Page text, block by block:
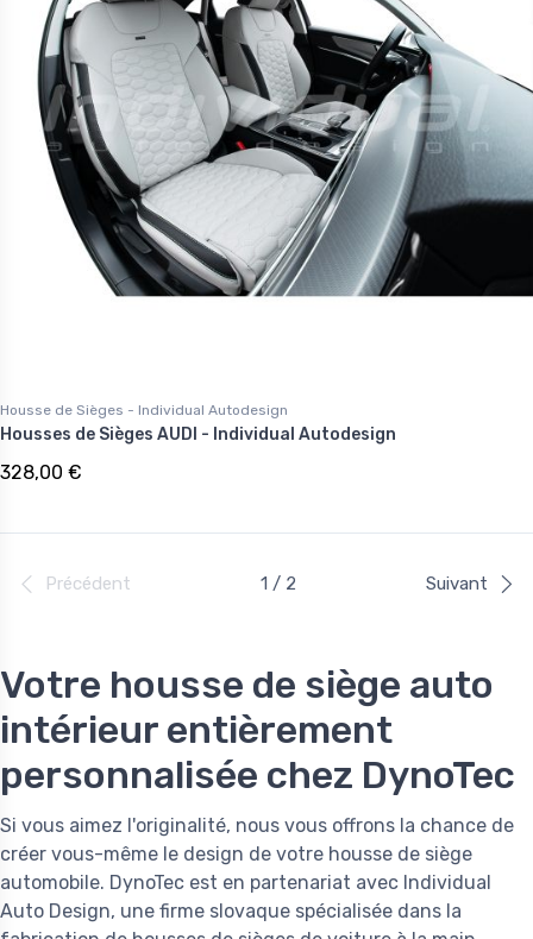
Housse de Sièges - Individual Autodesign
Housses de Sièges AUDI - Individual Autodesign
328,00 €
Précédent 1 / 2 Suivant
Votre housse de siège auto
intérieur entièrement
personnalisée chez DynoTec
Si vous aimez l'originalité, nous vous offrons la chance de
créer vous-même le design de votre housse de siège
automobile. DynoTec est en partenariat avec Individual
Auto Design, une firme slovaque spécialisée dans la